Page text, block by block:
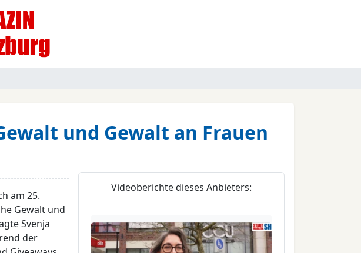
und Gewalt an Frauen
am 25.
Gewalt und
Svenja
der
Videoberichte dieses Anbieters: